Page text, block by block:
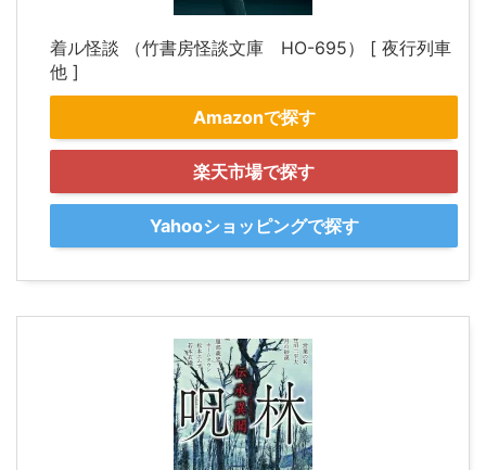
着ル怪談 （竹書房怪談文庫 HO-695） [ 夜行列車
他 ]
Amazonで探す
楽天市場で探す
Yahooショッピングで探す